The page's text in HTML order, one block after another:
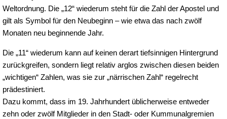
Weltordnung. Die „12“ wiederum steht für die Zahl der Apostel und
gilt als Symbol für den Neubeginn – wie etwa das nach zwölf
Monaten neu beginnende Jahr.
Die „11“ wiederum kann auf keinen derart tiefsinnigen Hintergrund
zurückgreifen, sondern liegt relativ arglos zwischen diesen beiden
„wichtigen“ Zahlen, was sie zur „närrischen Zahl“ regelrecht
prädestiniert.
Dazu kommt, dass im 19. Jahrhundert üblicherweise entweder
zehn oder zwölf Mitglieder in den Stadt- oder Kummunalgremien